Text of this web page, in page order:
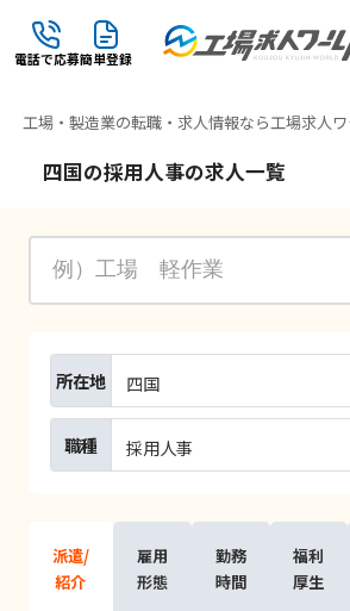
電話で応募簡単登録
工場・製造業の転職・求人情報なら工場求人
四国の採用人事の求人一覧
所在地 四国
職種 採用人事
派遣/
紹介
雇用
形態
勤務
時間
福利
厚生